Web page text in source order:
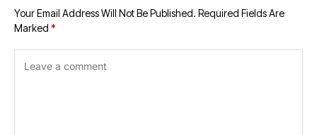
Your Email Address Will Not Be Published. Required Fields Are
Marked *